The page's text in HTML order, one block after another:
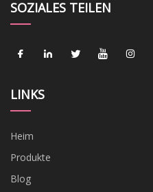
SOZIALES TEILEN
LINKS
Heim
Produkte
Blog